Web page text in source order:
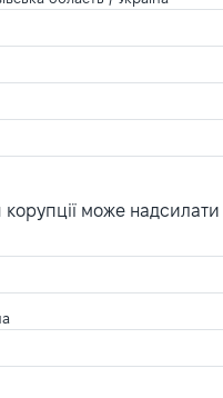
може